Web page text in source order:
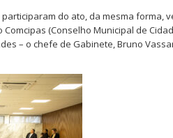
do ato, da mesma forma,
(Conselho Municipal de
– o chefe de Gabinete, Bruno